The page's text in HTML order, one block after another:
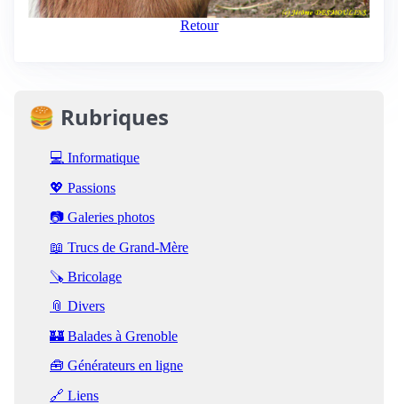
Retour
🍔 Rubriques
💻 Informatique
💖 Passions
📷 Galeries photos
📖 Trucs de Grand-Mère
🪚 Bricolage
📎 Divers
🏰 Balades à Grenoble
🧰 Générateurs en ligne
🔗 Liens